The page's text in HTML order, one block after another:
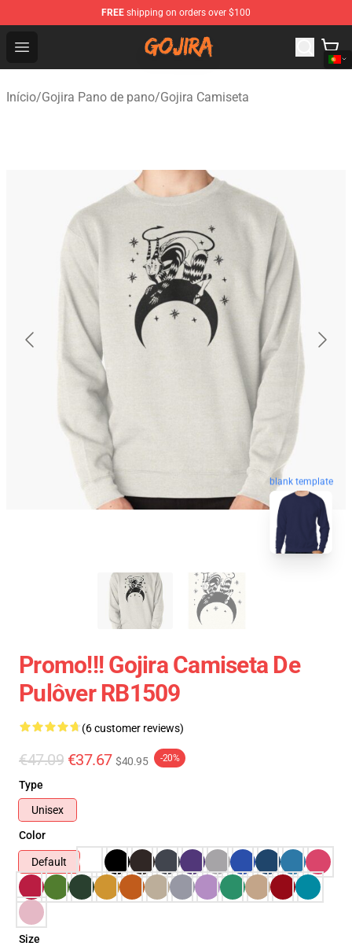
FREE shipping on orders over $100
Open menu
Gojira Shop - Official Gojira Merchandise Store
Início/Gojira Pano de pano/Gojira Camiseta
blank template
Promo!!! Gojira Camiseta De
Pulôver RB1509
(6 customer reviews)
€47.09 €37.67 $40.95 -20%
Type
Unisex
Color
Default
Size